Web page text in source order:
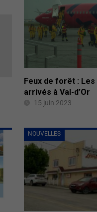
Feux de forêt :
arrivés à Val-d’Or
15 juin 2023
NOUVELLES